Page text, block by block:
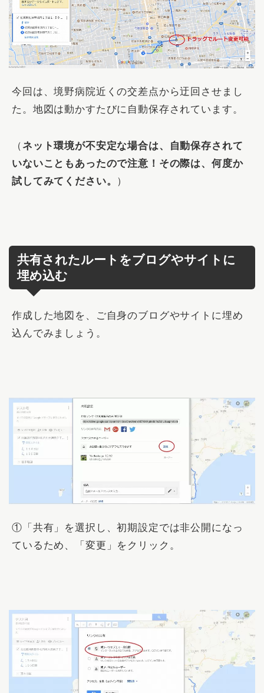
今回は、境野病院近くの交差点から迂回させまし
た。地図は動かすたびに 自動保存されています。
（ ネット環境が不安定な場合は、自動保存されて
いないこともあったので注意！その際は、何度か
試してみてください。 ）
共有されたルートをブログやサイトに
埋め込む
作成した地図を、ご自身のブログやサイトに埋め
込んでみましょう。
①「 共有 」を選択し、初期設定では非公開になっ
ているため、「 変更 」をクリック。